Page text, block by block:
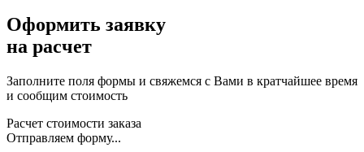
Оформить заявку
на расчет
Заполните поля формы и свяжемся с Вами в кратчайшее время
и сообщим стоимость
Расчет стоимости заказа
Отправляем форму...